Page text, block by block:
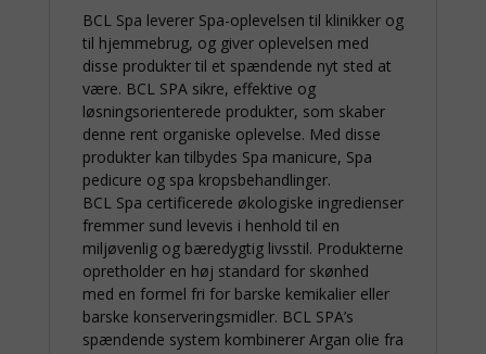
BCL Spa leverer Spa-oplevelsen til klinikker og
til hjemmebrug, og giver oplevelsen med
disse produkter til et spændende nyt sted at
være. BCL SPA sikre, effektive og
løsningsorienterede produkter, som skaber
denne rent organiske oplevelse. Med disse
produkter kan tilbydes Spa manicure, Spa
pedicure og spa kropsbehandlinger.
BCL Spa certificerede økologiske ingredienser
fremmer sund levevis i henhold til en
miljøvenlig og bæredygtig livsstil. Produkterne
opretholder en høj standard for skønhed
med en formel fri for barske kemikalier eller
barske konserveringsmidler. BCL SPA’s
spændende system kombinerer Argan olie fra